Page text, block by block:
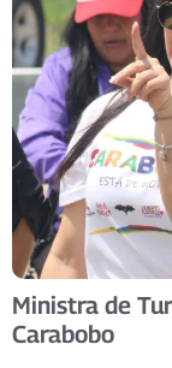
Ministra de
Carabobo